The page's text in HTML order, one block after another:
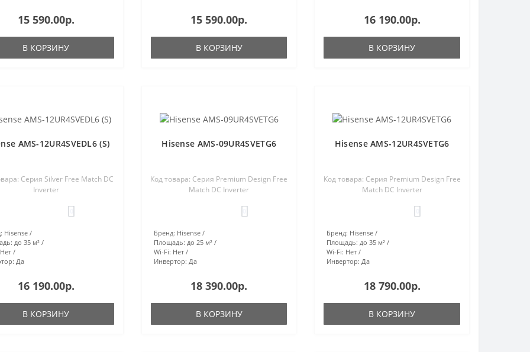
15 590.00р.
В КОРЗИНУ
15 590.00р.
В КОРЗИНУ
16 190.00р.
В КОРЗИНУ
AMS-12UR4SVEDL6 (S)
Серия Silver Free Match DC
Inverter
Hisense
до 35 м²
Нет
Да
16 190.00р.
В КОРЗИНУ
Hisense AMS-09UR4SVETG6
Код товара: Серия Premium Design Free
Match DC Inverter
Бренд: Hisense
Площадь: до 25 м²
Wi-Fi: Нет
Инвертор: Да
18 390.00р.
В КОРЗИНУ
Hisense AMS-12UR4SVETG6
Код товара: Серия Premium Design Free
Match DC Inverter
Бренд: Hisense
Площадь: до 35 м²
Wi-Fi: Нет
Инвертор: Да
18 790.00р.
В КОРЗИНУ